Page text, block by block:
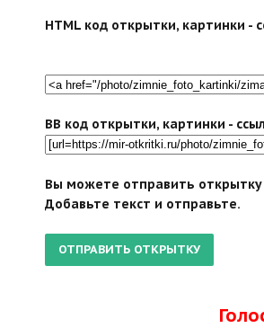
HTML код открытки, картинки -
BB код открытки, картинки -
Вы можете отправить открытку
Добавьте текст и отправьте.